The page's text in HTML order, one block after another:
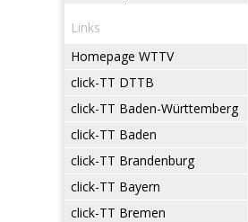
Links
Homepage WTTV
click-TT DTTB
click-TT Baden-Württemberg
click-TT Baden
click-TT Brandenburg
click-TT Bayern
click-TT Bremen